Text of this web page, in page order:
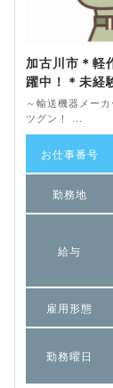
加古川市＊軽
躍中！＊未経
～輸送機器メー
ツグン！ ...
お仕事番号
勤務地
給与
雇用形態
勤務曜日